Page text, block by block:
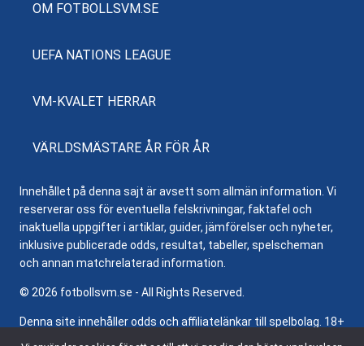
OM FOTBOLLSVM.SE
UEFA NATIONS LEAGUE
VM-KVALET HERRAR
VÄRLDSMÄSTARE ÅR FÖR ÅR
Innehållet på denna sajt är avsett som allmän information. Vi
reserverar oss för eventuella felskrivningar, faktafel och
inaktuella uppgifter i artiklar, guider, jämförelser och nyheter,
inklusive publicerade odds, resultat, tabeller, spelscheman
och annan matchrelaterad information.
© 2026 fotbollsvm.se - All Rights Reserved.
Denna site innehåller odds och affiliatelänkar till spelbolag. 18+